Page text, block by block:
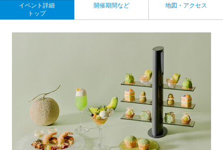
イベント詳細
トップ
開催期間など 地図・アクセス